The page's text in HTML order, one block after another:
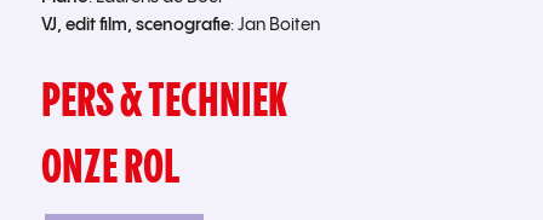
VJ, edit film, scenografie: Jan Boiten
PERS & TECHNIEK
ONZE ROL